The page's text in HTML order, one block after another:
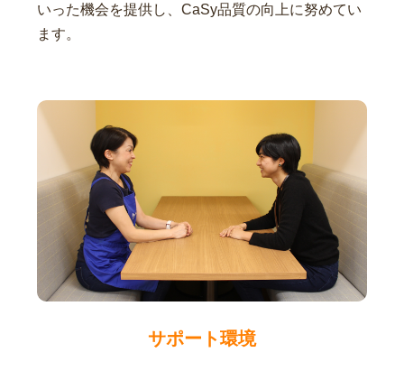
いった機会を提供し、CaSy品質の向上に努めてい
ます。
サポート環境